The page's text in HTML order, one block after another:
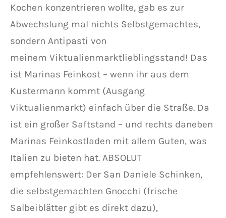
Kochen konzentrieren wollte, gab es zur
Abwechslung mal nichts Selbstgemachtes,
sondern Antipasti von
meinem Viktualienmarktlieblingsstand! Das
ist Marinas Feinkost – wenn ihr aus dem
Kustermann kommt (Ausgang
Viktualienmarkt) einfach über die Straße. Da
ist ein großer Saftstand – und rechts daneben
Marinas Feinkostladen mit allem Guten, was
Italien zu bieten hat. ABSOLUT
empfehlenswert: Der San Daniele Schinken,
die selbstgemachten Gnocchi (frische
Salbeiblätter gibt es direkt dazu),